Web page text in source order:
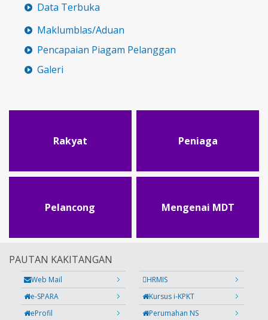
Data Terbuka
Maklumblas/Aduan
Pencapaian Piagam Pelanggan
Galeri
Rakyat Peniaga
Pelancong Mengenai MDT
PAUTAN KAKITANGAN
Web Mail
HRMIS
e-SPARA
Kursus i-KPKT
eProfil
Perumahan NS